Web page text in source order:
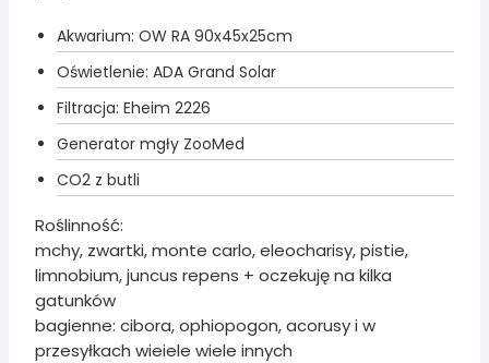
Akwarium: OW RA 90x45x25cm
Oświetlenie: ADA Grand Solar
Filtracja: Eheim 2226
Generator mgły ZooMed
CO2 z butli
Roślinność:
mchy, zwartki, monte carlo, eleocharisy, pistie,
limnobium, juncus repens + oczekuję na kilka
gatunków
bagienne: cibora, ophiopogon, acorusy i w
przesyłkach wieiele wiele innych